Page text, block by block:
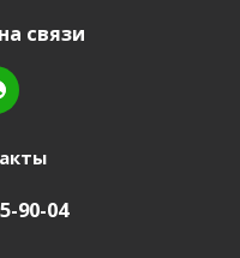
связи
90-04